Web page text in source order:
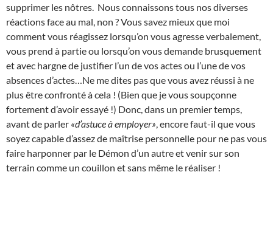
supprimer les nôtres. Nous connaissons tous nos diverses
réactions face au mal, non ? Vous savez mieux que moi
comment vous réagissez lorsqu’on vous agresse verbalement,
vous prend à partie ou lorsqu’on vous demande brusquement
et avec hargne de justifier l’un de vos actes ou l’une de vos
absences d’actes…Ne me dites pas que vous avez réussi à ne
plus être confronté à cela ! (Bien que je vous soupçonne
fortement d’avoir essayé !) Donc, dans un premier temps,
avant de parler «d’astuce à employer» , encore faut-il que vous
soyez capable d’assez de maîtrise personnelle pour ne pas vous
faire harponner par le Démon d’un autre et venir sur son
terrain comme un couillon et sans même le réaliser !